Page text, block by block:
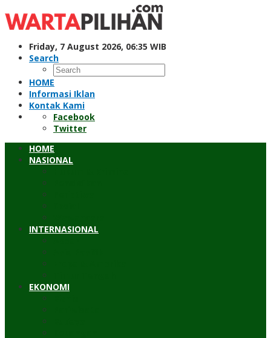
to
content
Friday, 7 August 2026, 06:35 WIB
Search
HOME
Informasi Iklan
Kontak Kami
Facebook
Twitter
HOME
NASIONAL
INTERNASIONAL
EKONOMI